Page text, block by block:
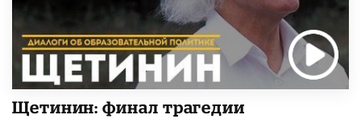
Щетинин: финал трагедии